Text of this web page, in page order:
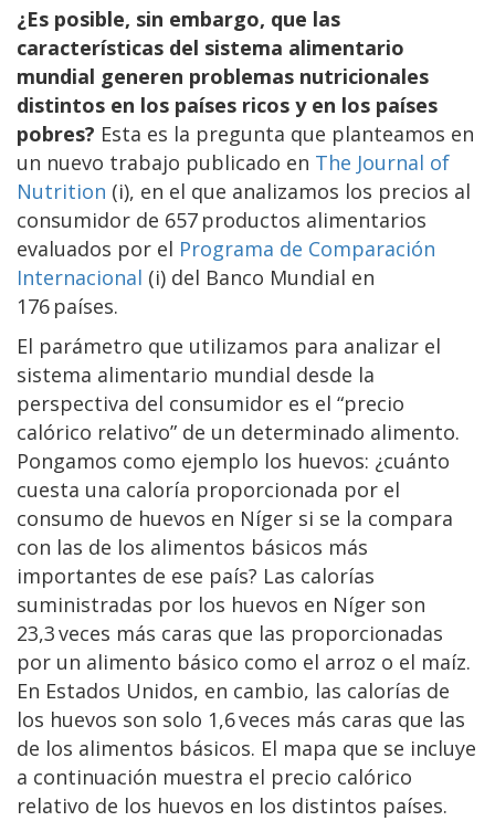
¿Es posible, sin embargo, que las
características del sistema alimentario
mundial generen problemas nutricionales
distintos en los países ricos y en los países
pobres? Esta es la pregunta que planteamos en
un nuevo trabajo publicado en The Journal of
Nutrition (i), en el que analizamos los precios al
consumidor de 657 productos alimentarios
evaluados por el Programa de Comparación
Internacional (i) del Banco Mundial en
176 países.
El parámetro que utilizamos para analizar el
sistema alimentario mundial desde la
perspectiva del consumidor es el “precio
calórico relativo” de un determinado alimento.
Pongamos como ejemplo los huevos: ¿cuánto
cuesta una caloría proporcionada por el
consumo de huevos en Níger si se la compara
con las de los alimentos básicos más
importantes de ese país? Las calorías
suministradas por los huevos en Níger son
23,3 veces más caras que las proporcionadas
por un alimento básico como el arroz o el maíz.
En Estados Unidos, en cambio, las calorías de
los huevos son solo 1,6 veces más caras que las
de los alimentos básicos. El mapa que se incluye
a continuación muestra el precio calórico
relativo de los huevos en los distintos países.